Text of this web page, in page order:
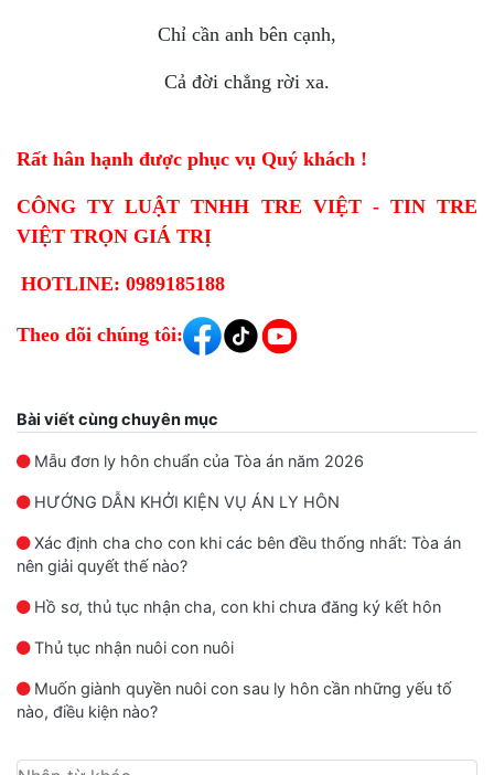
Chỉ cần anh bên cạnh,
Cả đời chẳng rời xa.
Rất hân hạnh được phục vụ Quý khách !
CÔNG TY LUẬT TNHH TRE VIỆT - TIN TRE
VIỆT TRỌN GIÁ TRỊ
HOTLINE: 0989185188
Theo dõi chúng tôi:
Bài viết cùng chuyên mục
Mẫu đơn ly hôn chuẩn của Tòa án năm 2026
HƯỚNG DẪN KHỞI KIỆN VỤ ÁN LY HÔN
Xác định cha cho con khi các bên đều thống nhất: Tòa án
nên giải quyết thế nào?
Hồ sơ, thủ tục nhận cha, con khi chưa đăng ký kết hôn
Thủ tục nhận nuôi con nuôi
Muốn giành quyền nuôi con sau ly hôn cần những yếu tố
nào, điều kiện nào?